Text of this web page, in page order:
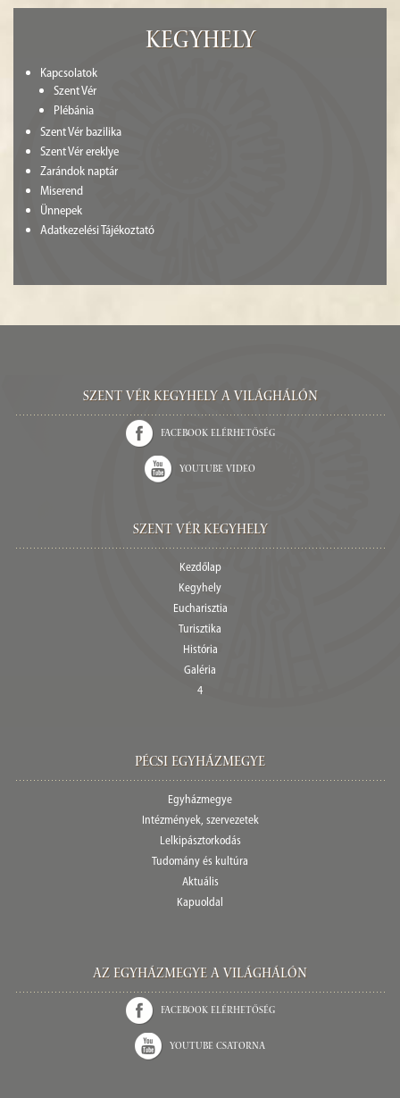
Kegyhely
Kapcsolatok
Szent Vér
Plébánia
Szent Vér bazilika
Szent Vér ereklye
Zarándok naptár
Miserend
Ünnepek
Adatkezelési Tájékoztató
Szent Vér kegyhely a világhálón
Facebook elérhetőség
Youtube video
Szent Vér Kegyhely
Kezdőlap
Kegyhely
Eucharisztia
Turisztika
História
Galéria
4
Pécsi egyházmegye
Egyházmegye
Intézmények, szervezetek
Lelkipásztorkodás
Tudomány és kultúra
Aktuális
Kapuoldal
Az Egyházmegye a világhálón
Facebook elérhetőség
Youtube csatorna